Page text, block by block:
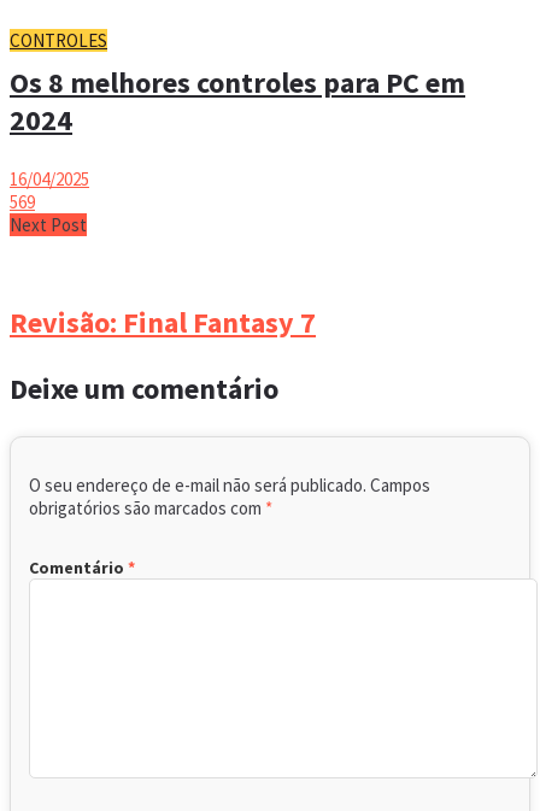
CONTROLES
Os 8 melhores controles para PC em
2024
16/04/2025
569
Next Post
Revisão: Final Fantasy 7
Deixe um comentário
O seu endereço de e-mail não será publicado. Campos
obrigatórios são marcados com *
Comentário *